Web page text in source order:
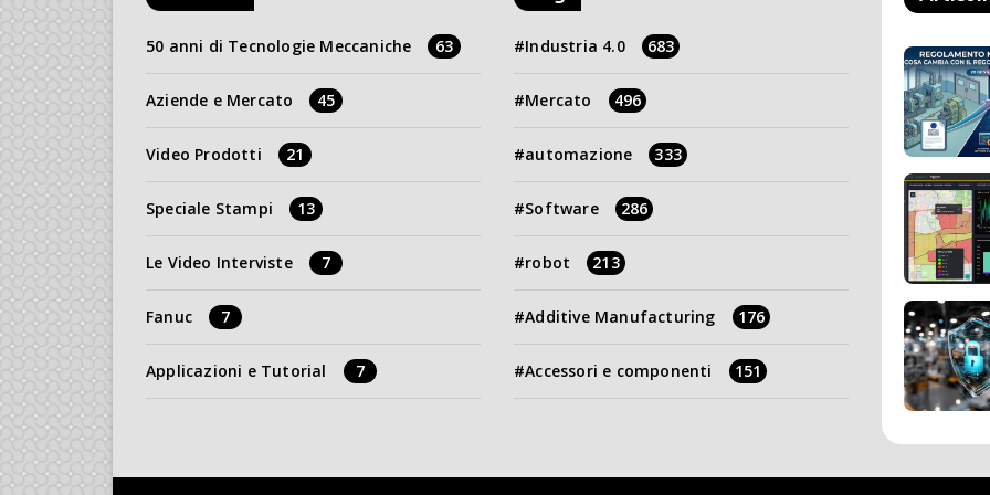
50 anni di Tecnologie Meccaniche 63
Aziende e Mercato 45
Video Prodotti 21
Speciale Stampi 13
Le Video Interviste 7
Fanuc 7
Applicazioni e Tutorial 7
Industria 4.0 683
Mercato 496
automazione 333
Software 286
robot 213
Additive Manufacturing 176
Accessori e componenti 151